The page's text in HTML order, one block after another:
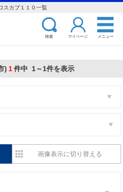
スカブ１１０一覧
検索 マイページ メニュー
) 1件中 1～1件を表示
画像表示に切り替える